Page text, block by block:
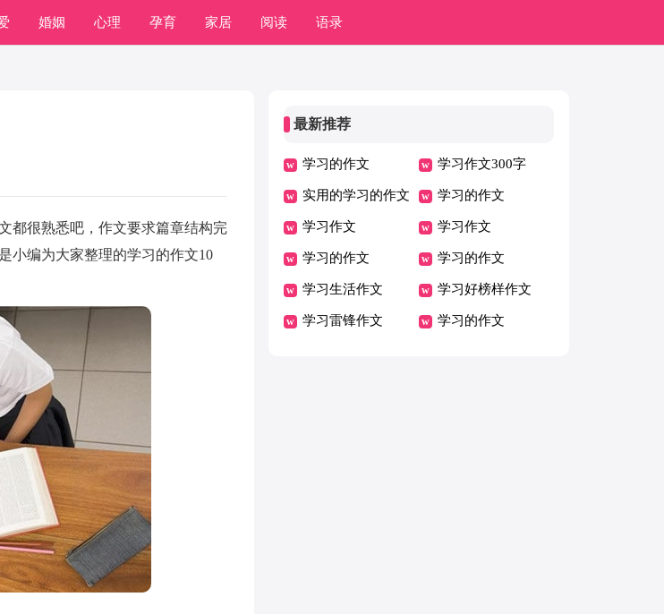
婚姻 心理 孕育 家居 阅读 语录
很熟悉吧，作文要求篇章结构完
小编为大家整理的学习的作文10
最新推荐
学习的作文 学习作文300字
实用的学习的作文 学习的作文
学习作文 学习作文
学习的作文 学习的作文
学习生活作文 学习好榜样作文
学习雷锋作文 学习的作文